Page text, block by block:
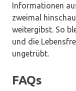
Informationen
zweimal
weitergibst. So
und die
ungetrübt.
FAQs